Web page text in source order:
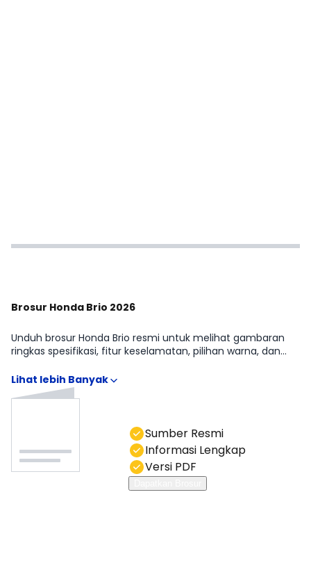
Brosur Honda Brio 2026
Unduh brosur Honda Brio resmi untuk melihat gambaran
ringkas spesifikasi, fitur keselamatan, pilihan warna, dan
perbedaan Honda Brio Satya S CVT, Honda Brio RS SE M/T,
Honda Brio Satya E SE CVT, Honda Brio RS SE CVT, Honda Brio
nebak. Anda bisa hubungi kami di kolom chat.
Sumber Resmi
Informasi Lengkap
Versi PDF